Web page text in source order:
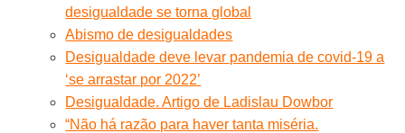
desigualdade se torna global
Abismo de desigualdades
Desigualdade deve levar pandemia de covid-19 a
‘se arrastar por 2022’
Desigualdade. Artigo de Ladislau Dowbor
“Não há razão para haver tanta miséria.